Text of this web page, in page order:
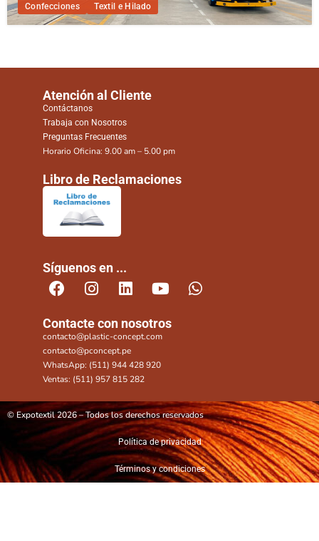
Confecciones Textil e Hilado
Atención al Cliente
Contáctanos
Trabaja con Nosotros
Preguntas Frecuentes
Horario Oficina: 9.00 am – 5.00 pm
Libro de Reclamaciones
Síguenos en ...
Contacte con nosotros
contacto@plastic-concept.com
contacto@pconcept.pe
WhatsApp: (511) 944 428 920
Ventas: (511) 957 815 282
© Expotextil 2026 – Todos los derechos reservados
Política de privacidad
Términos y condiciones